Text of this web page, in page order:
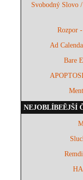
Svobodný Slovo
Rozpor
Ad
Bare
NEJOBLÍBEĚJŠÍ